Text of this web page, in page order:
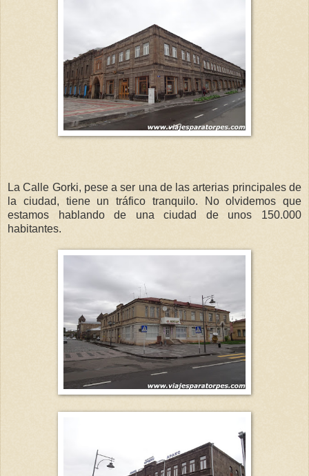
La Calle Gorki, pese a ser una de las arterias principales de
la ciudad, tiene un tráfico tranquilo. No olvidemos que
estamos hablando de una ciudad de unos 150.000
habitantes.